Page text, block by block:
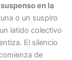
suspenso en la
o un suspiro
latido colectivo
El silencio
de